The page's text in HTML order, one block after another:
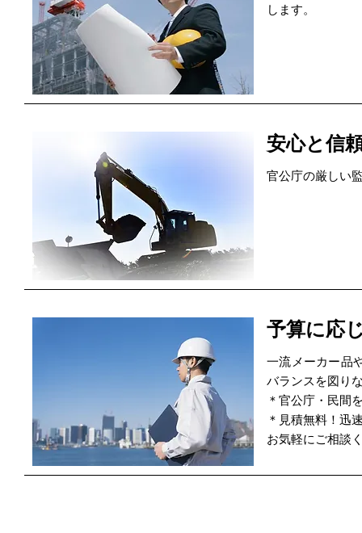
します。
安心と信
官公庁の厳しい
予算に応
一流メーカー品
バランスを図り
＊官公庁・民間
＊見積無料！迅
お気軽にご相談